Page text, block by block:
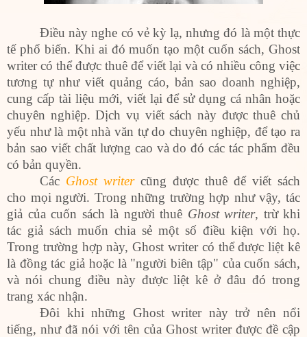
Điều này nghe có vẻ kỳ lạ, nhưng đó là một thực
tế phổ biến. Khi ai đó muốn tạo một cuốn sách, Ghost
writer có thể được thuê để viết lại và có nhiều công việc
tương tự như viết quảng cáo, bản sao doanh nghiệp,
cung cấp tài liệu mới, viết lại để sử dụng cá nhân hoặc
chuyên nghiệp. Dịch vụ viết sách này được thuê chủ
yếu như là một nhà văn tự do chuyên nghiệp, để tạo ra
bản sao viết chất lượng cao và do đó các tác phẩm đều
có bản quyền.
Các Ghost writercũng được thuê để viết sách
cho mọi người. Trong những trường hợp như vậy, tác
giả của cuốn sách là người thuê Ghost writer, trừ khi
tác giả sách muốn chia sẻ một số điều kiện với họ.
Trong trường hợp này, Ghost writer có thể được liệt kê
là đồng tác giả hoặc là "người biên tập" của cuốn sách,
và nói chung điều này được liệt kê ở đâu đó trong
trang xác nhận.
Đôi khi những Ghost writer này trở nên nổi
tiếng, như đã nói với tên của Ghost writer được đề cập